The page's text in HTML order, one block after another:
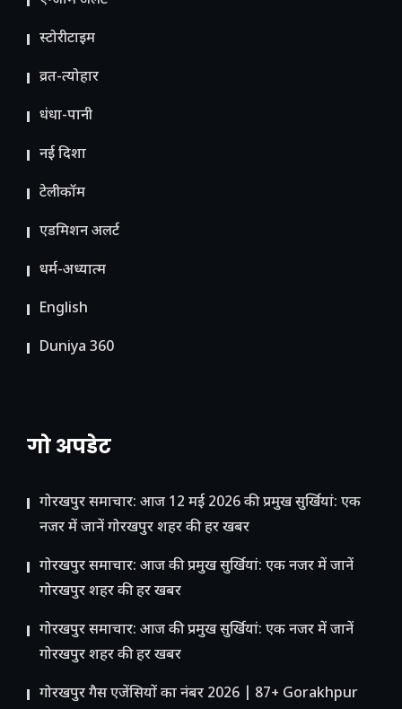
स्टोरीटाइम
व्रत-त्योहार
धंधा-पानी
नई दिशा
टेलीकॉम
ए​डमिशन अलर्ट
धर्म-अध्यात्म
English
Duniya 360
गो अपडेट
गोरखपुर समाचार: आज 12 मई 2026 की प्रमुख सुर्खियां: एक
नजर में जानें गोरखपुर शहर की हर खबर
गोरखपुर समाचार: आज की प्रमुख सुर्खियां: एक नजर में जानें
गोरखपुर शहर की हर खबर
गोरखपुर समाचार: आज की प्रमुख सुर्खियां: एक नजर में जानें
गोरखपुर शहर की हर खबर
गोरखपुर गैस एजेंसियों का नंबर 2026 | 87+ Gorakhpur